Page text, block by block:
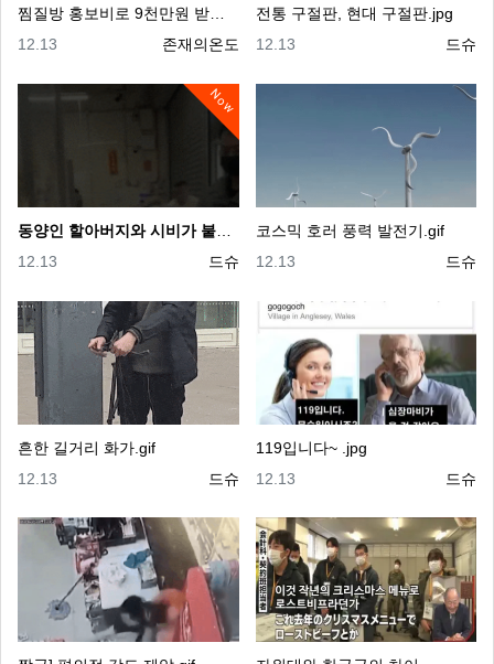
등록자
존재의온도
등록일
12.13
전통 구절판, 현대 구절판.jpg
등록자
드슈
등록일
12.13
Now
등록자
드슈
등록일
12.13
코스믹 호러 풍력 발전기.gif
등록자
드슈
등록일
12.13
흔한 길거리 화가.gif
등록자
드슈
등록일
12.13
119입니다~ .jpg
등록자
드슈
등록일
12.13